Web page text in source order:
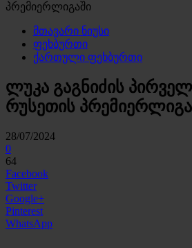
პრემიერლიგაში
მთავარი ნიუსი
ფეხბურთი
ქართული ფეხბურთი
ლუკა გაგნიძის
რუსეთის
28/07/2024
0
64
Facebook
Twitter
Google+
Pinterest
WhatsApp